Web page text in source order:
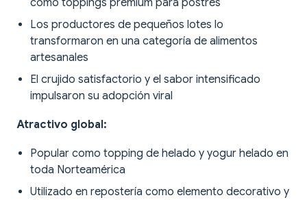
como toppings premium para postres
Los productores de pequeños lotes lo
transformaron en una categoría de alimentos
artesanales
El crujido satisfactorio y el sabor intensificado
impulsaron su adopción viral
Atractivo global:
Popular como topping de helado y yogur helado en
toda Norteamérica
Utilizado en repostería como elemento decorativo y